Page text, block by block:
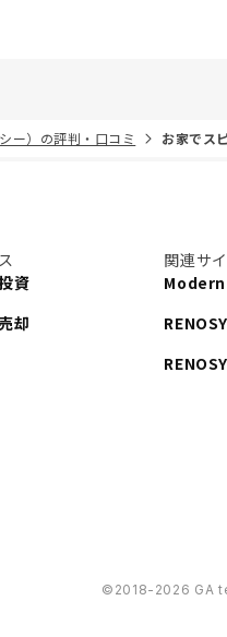
ー）の評判・口コミ お家でス
資
却
関連サ
©︎2018-2026 GA